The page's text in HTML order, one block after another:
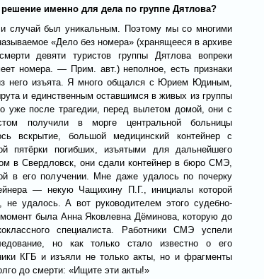
решение именно для дела по группе Дятлова?
случай был уникальным. Поэтому мы со многими
«Дело без номера» (хранящееся в архиве
девяти туристов группы Дятлова вопреки
номера. — Прим. авт.) неполное, есть признаки
него изъята. Я много общался с Юрием Юдиным,
и единственным оставшимся в живых из группы
уже после трагедии, перед вылетом домой, они с
получили в морге центральной больницы
вскрытие, большой медицинский контейнер с
пятёрки погибших, изъятыми для дальнейшего
в Свердловск, они сдали контейнер в бюро СМЭ,
в его получении. Мне даже удалось по почерку
— некую Чащихину П.Г., инициалы которой
удалось. А вот руководителем этого судебно-
момент была Анна Яковлевна Дёминова, которую до
специалиста. Работники СМЭ успели
но как только стало известно о его
КГБ и изъяли не только акты, но и фрагменты
до смерти: «Ищите эти акты!»